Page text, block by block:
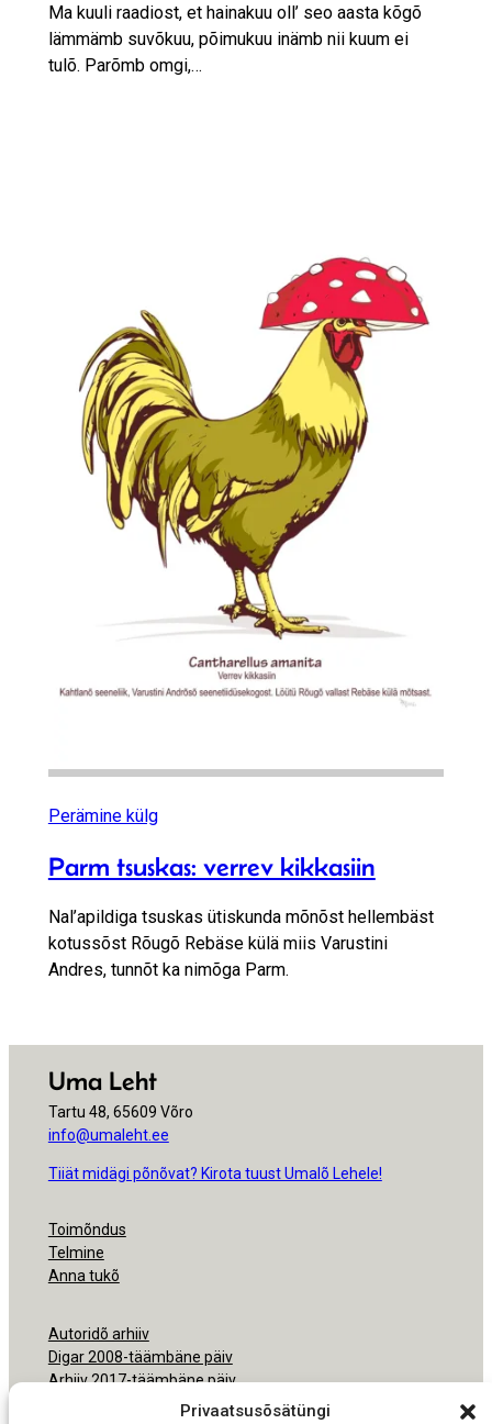
Privaatsusõsätüngi
Ma kuuli raadiost, et hainakuu oll’ seo aasta kõgõ
lämmämb suvõkuu, põimukuu inämb nii kuum ei
tulõ. Parõmb omgi,…
Perämine külg
Parm tsuskas: verrev kikkasiin
Nal’apildiga tsuskas ütiskunda mõnõst hellembäst
kotussõst Rõugõ Rebäse külä miis Varustini
Andres, tunnõt ka nimõga Parm.
Uma Leht
Tartu 48, 65609 Võro
info@umaleht.ee
Tiiät midägi põnõvat? Kirota tuust Umalõ Lehele!
Toimõndus
Telmine
Anna tukõ
Autoridõ arhiiv
Digar 2008-täämbäne päiv
Arhiiv 2017-täämbäne päiv